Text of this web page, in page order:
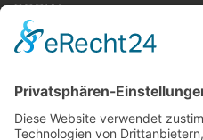
SOCIAL
FRIENDS